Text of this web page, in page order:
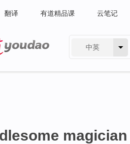
翻译 有道精品课 云笔记
中英
magician